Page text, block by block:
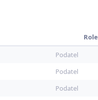
Role
Podatel
Podatel
Podatel